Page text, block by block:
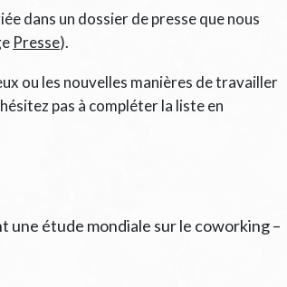
dans un dossier de presse que nous
Presse).
ou les nouvelles manières de travailler
pas à compléter la liste en
une étude mondiale sur le coworking –